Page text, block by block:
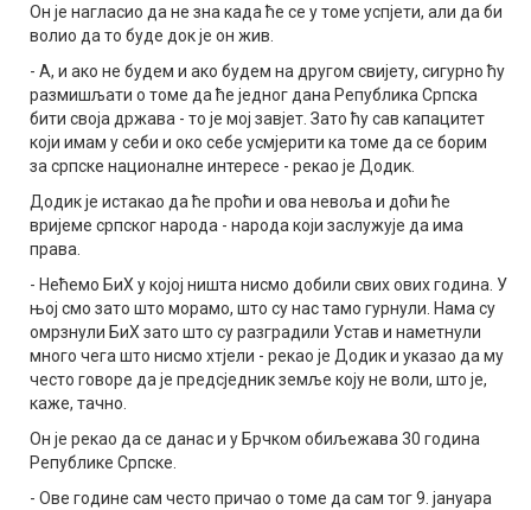
Он је нагласио да не зна када ће се у томе успјети, али да би
волио да то буде док је он жив.
- А, и ако не будем и ако будем на другом свијету, сигурно ћу
размишљати о томе да ће једног дана Република Српска
бити своја држава - то је мој завјет. Зато ћу сав капацитет
који имам у себи и око себе усмјерити ка томе да се борим
за српске националне интересе - рекао је Додик.
Додик је истакао да ће проћи и ова невоља и доћи ће
вријеме српског народа - народа који заслужује да има
права.
- Нећемо БиХ у којој ништа нисмо добили свих ових година. У
њој смо зато што морамо, што су нас тамо гурнули. Нама су
омрзнули БиХ зато што су разградили Устав и наметнули
много чега што нисмо хтјели - рекао је Додик и указао да му
често говоре да је предсједник земље коју не воли, што је,
каже, тачно.
Он је рекао да се данас и у Брчком обиљежава 30 година
Републике Српске.
- Ове године сам често причао о томе да сам тог 9. јануара